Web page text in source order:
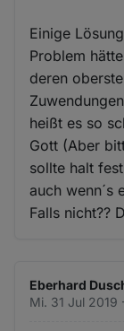
Einige
Problem
deren
heißt es so
Gott (Aber
sollte halt
auch wenn´s
Falls nicht??
Eberhard
Mi. 31 Jul 2019